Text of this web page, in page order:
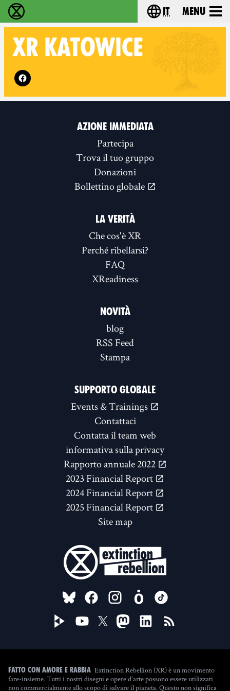
Extinction Rebellion - Home Choose your
it Menu
XR KATOWICE
Follow XR Katowice on
AZIONE IMMEDIATA
Partecipa
Trova il tuo gruppo
Donazioni
Bollettino globale
LA VERITÀ
Che cos'è XR
Perché ribellarsi?
FAQ
XReadiness
NOVITÀ
blog
RSS Feed
Stampa
SUPPORTO GLOBALE
Events & Trainings
Contattaci
Contatta il team web
informativa sulla privacy
Rapporto annuale 2022
2023 Financial Report
2024 Financial Report
2025 Financial Report
Site map
FOLLOW US ON
Fatto con amore e rabbia Extinction Rebellion (XR) è un movimento
fare-insieme. Tutti i nostri disegni e opere d'arte possono essere utilizzati
non commercialmente allo scopo di salvare il pianeta. Questo non significa